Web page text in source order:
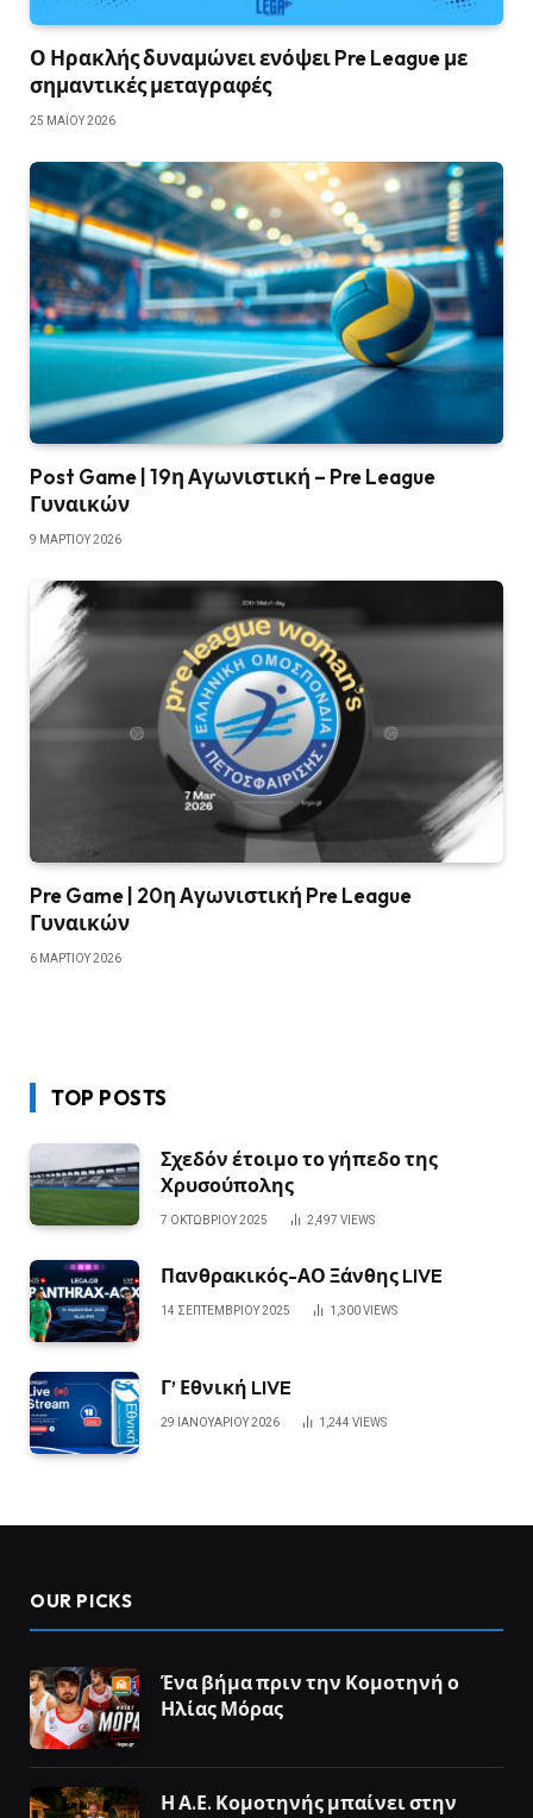
Ο Ηρακλής δυναμώνει ενόψει Pre League με
σημαντικές μεταγραφές
25 ΜΑΪ́ΟΥ 2026
Post Game | 19η Αγωνιστική – Pre League
Γυναικών
9 ΜΑΡΤΊΟΥ 2026
Pre Game | 20η Αγωνιστική Pre League
Γυναικών
6 ΜΑΡΤΊΟΥ 2026
TOP POSTS
Σχεδόν έτοιμο το γήπεδο της
Χρυσούπολης
7 ΟΚΤΩΒΡΊΟΥ 2025 2,497 VIEWS
Πανθρακικός-ΑΟ Ξάνθης LIVE
14 ΣΕΠΤΕΜΒΡΊΟΥ 2025 1,300VIEWS
Γ’ Εθνική LIVE
29 ΙΑΝΟΥΑΡΊΟΥ 2026 1,244 VIEWS
OUR PICKS
Ένα βήμα πριν την Κομοτηνή ο
Ηλίας Μόρας
Η Α.Ε. Κομοτηνής μπαίνει στην